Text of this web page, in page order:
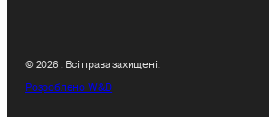
© 2026 . Всі права захищені.
Розроблено W&D